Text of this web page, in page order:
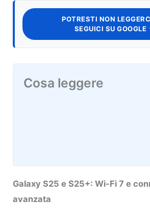
POTRESTI NON
SEGUICI SU GOOGLE
Cosa leggere
Galaxy S25 e S25+: Wi-Fi 7 e
avanzata